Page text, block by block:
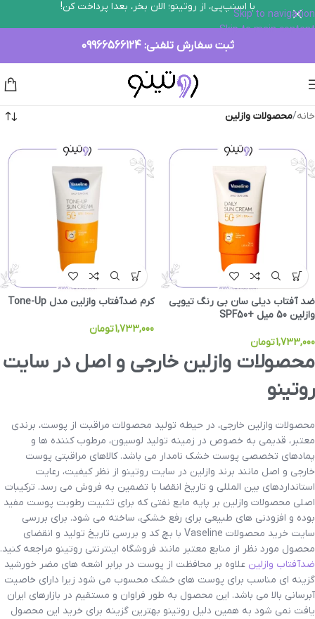
Skip to navigation
Skip to main content
با اسنپ‌پی، از روتینو؛ الان بخر، بعدا پرداخت کن!
ثبت سفارش تلفنی: 09966566124
خانه/محصولات وازلین
ضد آفتاب دیلی سان بی رنگ تیوپی
وازلین 50 میل +SPF50
1,733,000تومان
کرم ضدآفتاب وازلین مدل Tone-Up
1,733,000تومان
محصولات وازلین خارجی و اصل در سایت
روتینو
محصولات وازلین خارجی، در حیطه تولید محصولات مراقبت از پوست، برندی
معتبر، قدیمی به خصوص در زمینه تولید لوسیون، مرطوب کننده ها و
پمادهای تخصصی پوست خشک نامدار می باشد. کالاهای مراقبتی پوست
خارجی و اصل مانند برند وازلین در سایت روتینو از نظر کیفیت، رعایت
استانداردهای بین المللی و تاریخ انقضا با تضمین به فروش می رسد. ترکیبات
اصلی محصولات وازلین بر پایه مایع نفتی که برای تثبیت رطوبت پوست مفید
بوده و افزودنی های طبیعی برای رفع خشکی، ساخته می شود. برای بررسی
سایت خرید محصولات Vaseline با بچ کد و بررسی تاریخ تولید و انقضای
محصول مورد نظر از منابع معتبر مانند فروشگاه اینترنتی روتینو مراجعه کنید.
ضدآفتاب وازلین علاوه بر محافظت از پوست در برابر اشعه های مضر خورشید
گزینه ای مناسب برای پوست های خشک محسوب می شود زیرا دارای خاصیت
آبرسانی بالا می باشد. این محصول به طور فراوان و مستقیم در بازارهای ایران
یافت نمی شود به همین دلیل روتینو بهترین گزینه برای خرید این محصول